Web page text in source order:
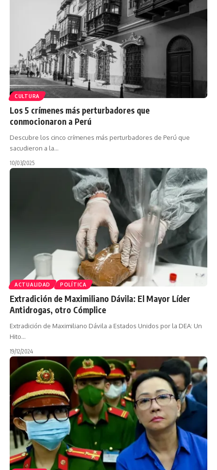
CULTURA
Los 5 crímenes más perturbadores que
conmocionaron a Perú
Descubre los cinco crímenes más perturbadores de Perú que
sacudieron a la…
10/03/2025
ACTUALIDAD POLÍTICA
Extradición de Maximiliano Dávila: El Mayor Líder
Antidrogas, otro Cómplice
Extradición de Maximiliano Dávila a Estados Unidos por la DEA: Un
Hito…
19/12/2024